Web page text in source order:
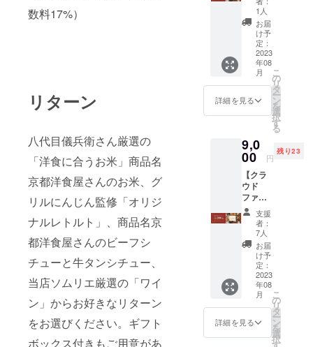
数料17%）
リターン
八代目儀兵衛さん厳選の
「洋食に合うお米」商品名
京都洋食屋さんのお米、グ
リルにんじん監修「オリジ
ナルレトルト」、商品名京
都洋食屋さんのビーフシ
チューと牛タンシチュー、
当店ソムリエ厳選の「ワイ
ン」からお好きなリターン
をお選びください。ギフト
ボックス付きもご用意があ
間とし
て、 精
米年月
日より
75日以
内をお
すすめ
りま
す。
商品の
ため）
いませ
ん。 お
いしく
お召し
上がり
いただ
ける期
間とし
て、 精
内をお
すすめ
してお
りま
す。
（真空
パック
商品の
ため）
レジ袋
12枚付
きで
す。 配
送料込
の保存
方法
冷暗所
生鮮食
品のた
め、 明
確な賞
味期限
はござ
いませ
ん。 お
いしく
お召し
上がり
いただ
ける期
間とし
て、 精
米年月
日より
お食事
券
20,000
円分】
1,000円
の食事
券を20
枚郵送
いたし
ます。
・テイ
ト、ド
リンク
でも使
用可能
※利用期
限：
2024年
3月末ま
1人
お届
け予
定：
2023
年08
月
詳細を見る
こ
の
リ
タ
ー
ン
を
選
択
す
る
9,0
00 円
残り23
【クラ
ウド
ファン
ディン
グ限定
お食事
券
10,000
円分】
1,000円
の食事
券を10
枚郵送
いたし
ます。
・テイ
支援
者：
7人
お届
け予
定：
2023
年08
月
詳細を見る
こ
の
リ
タ
ー
ン
を
選
択